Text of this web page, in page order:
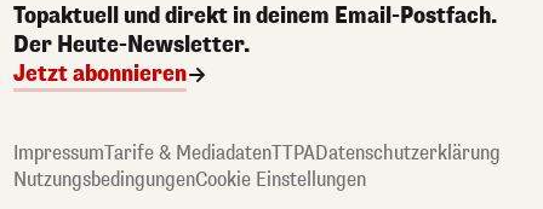
Topaktuell und direkt in deinem Email-Postfach.
Der Heute-Newsletter.
Jetzt abonnieren
ImpressumTarife & MediadatenTTPADatenschutzerklärung
NutzungsbedingungenCookie Einstellungen